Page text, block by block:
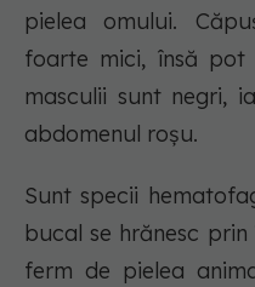
pielea omului.
foarte mici, însă
masculii sunt negri,
abdomenul roşu.
Sunt specii
bucal se hrănesc
ferm de pielea